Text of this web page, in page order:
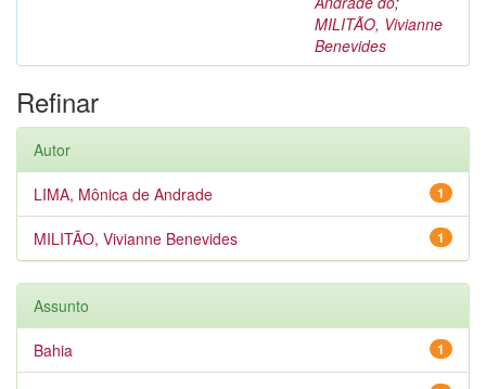
MILITÃO, Vivianne
Benevides
Refinar
Autor
1
LIMA, Mônica de Andrade
1
MILITÃO, Vivianne Benevides
Assunto
1
Bahia